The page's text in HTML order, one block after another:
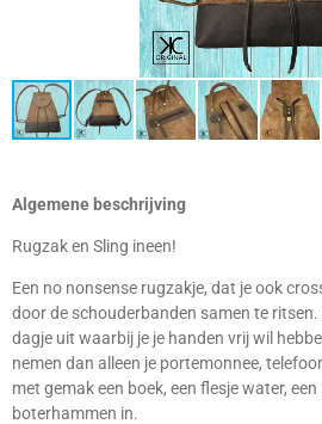
Algemene beschrijving
Rugzak en Sling ineen!
Een no nonsense rugzakje, dat je ook
door de schouderbanden samen te ritsen.
dagje uit waarbij je je handen vrij wil
nemen dan alleen je portemonnee,
met gemak een boek, een flesje water,
boterhammen in.